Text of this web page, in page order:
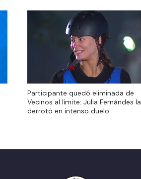
Vecinos al límite: Julia Fernándes la
derrotó en intenso duelo
Participante quedó eliminada de
Vecinos al límite: Julia Fernándes la
derrotó en intenso duelo